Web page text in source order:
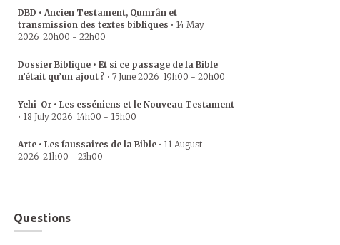
DBD • Ancien Testament, Qumrân et
transmission des textes bibliques • 14 May
2026 20h00 - 22h00
Dossier Biblique • Et si ce passage de la Bible
n’était qu’un ajout ? • 7 June 2026 19h00 - 20h00
Yehi-Or • Les esséniens et le Nouveau Testament
• 18 July 2026 14h00 - 15h00
Arte • Les faussaires de la Bible • 11 August
2026 21h00 - 23h00
Questions